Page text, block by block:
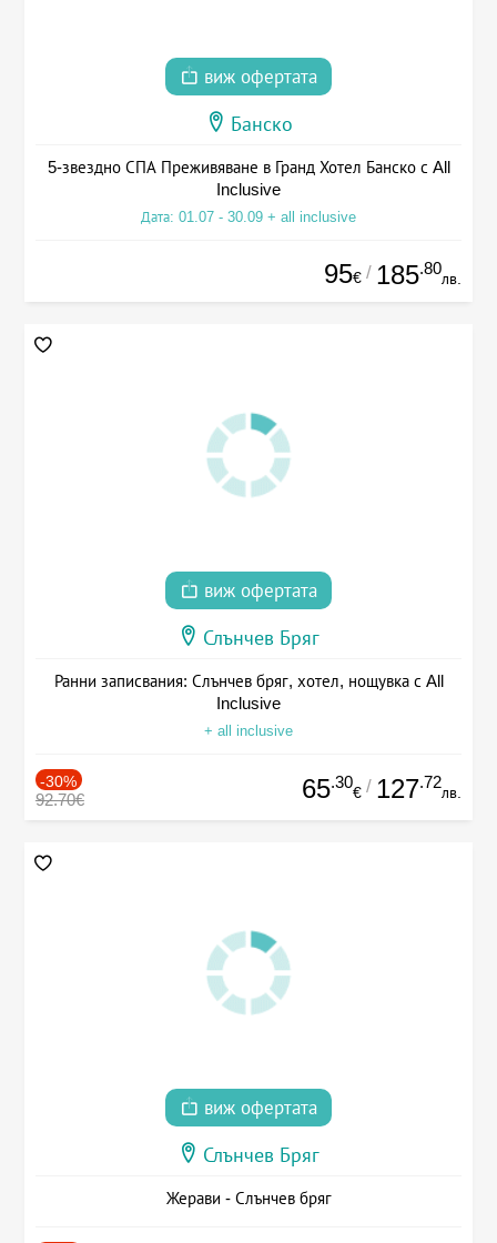
виж офертата
Банско
5-звездно СПА Преживяване в Гранд Хотел Банско с All
Inclusive
Дата: 01.07 - 30.09 + all inclusive
95€ / 185.80
лв.
виж офертата
Слънчев Бряг
Ранни записвания: Слънчев бряг, хотел, нощувка с All
Inclusive
+ all inclusive
-30%
92.70€ 65.30
€ / 127.72
лв.
виж офертата
Слънчев Бряг
Жерави - Слънчев бряг